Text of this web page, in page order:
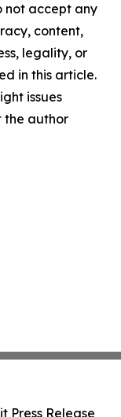
not accept any
content,
legality, or
in this article.
issues
the author
Press Release